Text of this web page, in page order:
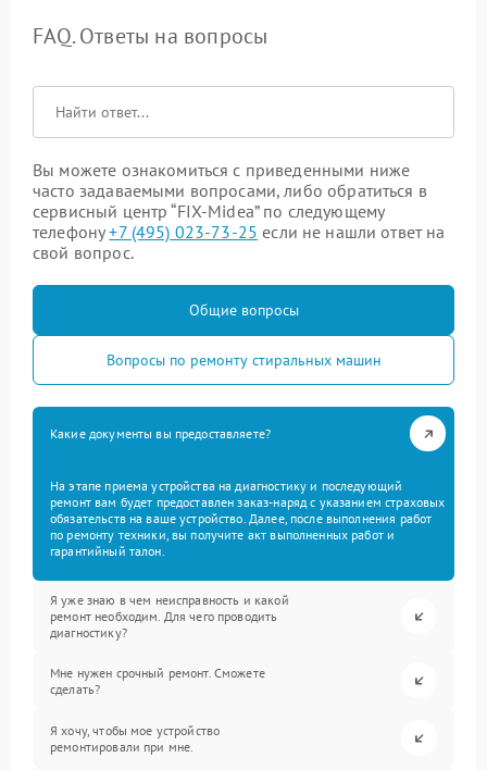
FAQ. Ответы на вопросы
Вы можете ознакомиться с приведенными ниже
часто задаваемыми вопросами, либо обратиться в
сервисный центр “FIX-Midea” по следующему
телефону+7 (495) 023-73-25 если не нашли ответ на
свой вопрос.
Общие вопросы
Вопросы по ремонту стиральных машин
Какие документы вы предоставляете?
На этапе приема устройства на диагностику и последующий
ремонт вам будет предоставлен заказ-наряд с указанием страховых
обязательств на ваше устройство. Далее, после выполнения работ
по ремонту техники, вы получите акт выполненных работ и
гарантийный талон.
Я уже знаю в чем неисправность и какой
ремонт необходим. Для чего проводить
диагностику?
Мне нужен срочный ремонт. Сможете
сделать?
Я хочу, чтобы мое устройство
ремонтировали при мне.